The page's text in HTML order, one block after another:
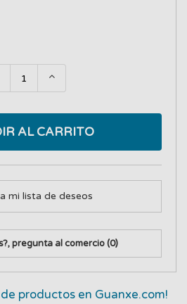
AL CARRITO
mi lista de deseos
pregunta al comercio(0)
productos en Guanxe.com!